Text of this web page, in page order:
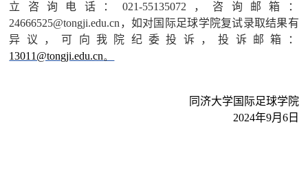
立咨询电话： 021-55135072 ，咨询邮箱：
24666525@tongji.edu.cn ，如对国际足球学院复试录取结果有
异议，可向我院纪委投诉，投诉邮箱：
13011@tongji.edu.cn。
同济大学国际足球学院
2024年9月6日